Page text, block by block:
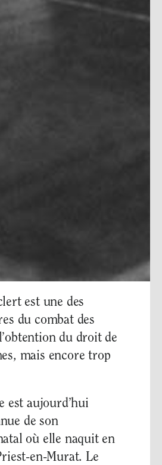
est une des
du combat des
du droit de
mais encore trop
est aujourd’hui
de son
où elle naquit en
en-Murat. Le